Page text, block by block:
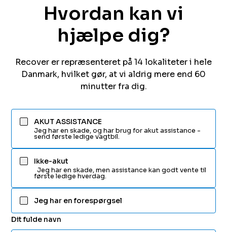
Hvordan kan vi
hjælpe dig?
Recover er repræsenteret på 14 lokaliteter i hele
Danmark, hvilket gør, at vi aldrig mere end 60
minutter fra dig.
AKUT ASSISTANCE
Jeg har en skade, og har brug for akut assistance -
send første ledige vagtbil.
Ikke-akut
Jeg har en skade, men assistance kan godt vente til
første ledige hverdag.
Jeg har en forespørgsel
Dit fulde navn